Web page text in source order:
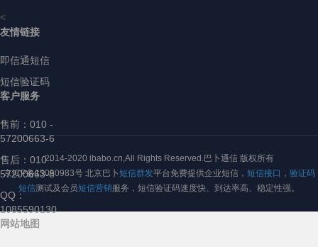
<
友情链接
即信通短信
短信验证码
客户服务
售前： 010 -
57200663-6
售后：010 -
57200663-8
QQ：
1085590130
网站地图
2014-2020 ibabo.cn,All Rights Reserved.巴卜通信 版权所有
京ICP备15050983号 北京巴卜短信群发平台免费提供企业短信， 短信接口 ， 验证码
短信测试及会员短信营销服务，短信验证码速度快、到达率高、稳定性强。